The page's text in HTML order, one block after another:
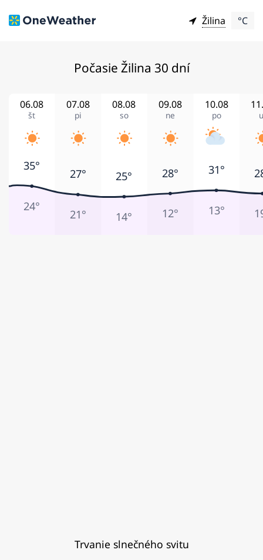
Žilina °C
Počasie Žilina 30 dní
št
06.08
pi
07.08
so
08.08
ne
09.08
po
10.08
35°
24°
27°
21°
25°
14°
28°
12°
31°
13°
Trvanie slnečného svitu